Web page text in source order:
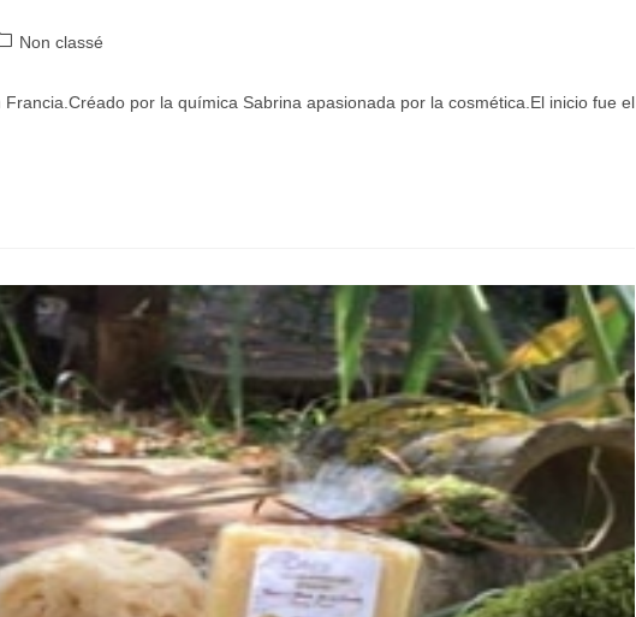
Non classé
por la química Sabrina apasionada por la cosmética.El inicio fue el